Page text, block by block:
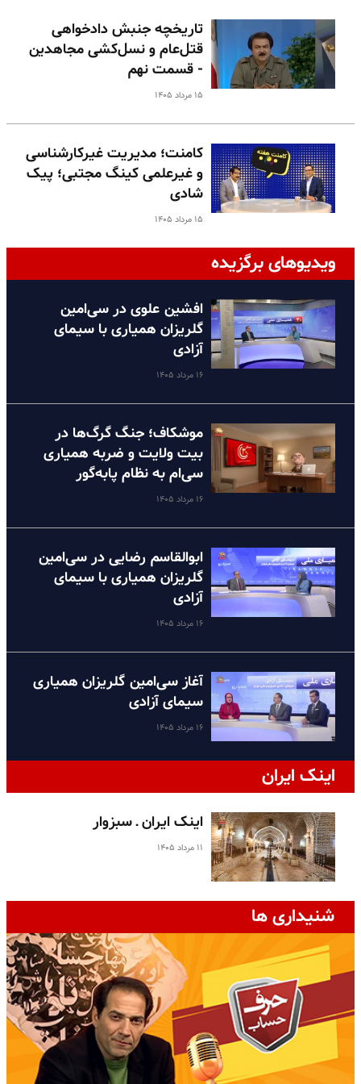
تاریخچه جنبش دادخواهی
قتل‌عام و نسل‌کشی مجاهدین
- قسمت نهم
۱۵ مرداد ۱۴۰۵
کامنت؛ مدیریت غیرکارشناسی
و غیرعلمی کینگ مجتبی؛ پیک
شادی
۱۵ مرداد ۱۴۰۵
ویدیوهای برگزیده
افشین علوی در سی‌امین
گلریزان همیاری با سیمای
آزادی
۱۶ مرداد ۱۴۰۵
موشکاف؛ جنگ گرگ‌ها در
بیت ولایت و ضربه همیاری
سی‌ام به نظام پا‌به‌گور
۱۶ مرداد ۱۴۰۵
ابوالقاسم رضایی در سی‌امین
گلریزان همیاری با سیمای
آزادی
۱۶ مرداد ۱۴۰۵
آغاز سی‌امین گلریزان همیاری
سیمای آزادی
۱۶ مرداد ۱۴۰۵
اینک ایران
اینک ایران ـ سبزوار
۱۱ مرداد ۱۴۰۵
شنیداری ها